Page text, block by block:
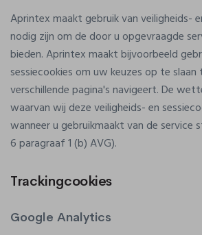
Aprintex maakt gebruik van veiligheids-
nodig zijn om de door u opgevraagde
bieden. Aprintex maakt bijvoorbeeld
sessiecookies om uw keuzes op te
verschillende pagina's navigeert. De
waarvan wij deze veiligheids- en
wanneer u gebruikmaakt van de service
6 paragraaf 1 (b) AVG).
Trackingcookies
Google Analytics